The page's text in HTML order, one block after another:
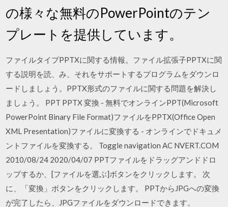
の様々な無料のPowerPointのテン
プレートを提供しています。
ファイルタイプPPTXに関する情報。ファイル拡張子PPTXに関
する説明を読、み、それをサポートするプログラムをダウンロ
ードしましょう。PPTX形式のファイルに関する問題を解決し
ましょう。 PPT PPTX 変換 - 無料でオンラインPPT(Microsoft
PowerPoint Binary File Format)ファイルをPPTX(Office Open
XML Presentation)ファイルに変換する - オンラインでドキュメ
ントファイルを変換する。 Toggle navigation AC NVERT.COM
2010/08/24 2020/04/07 PPTファイルをドラッグアンドドロ
ップするか、[ファイルを選ぶ]ボタンをクリックします。 次
に、「変換」ボタンをクリックします。 PPTからJPGへの変換
が完了したら、JPGファイルをダウンロードできます。